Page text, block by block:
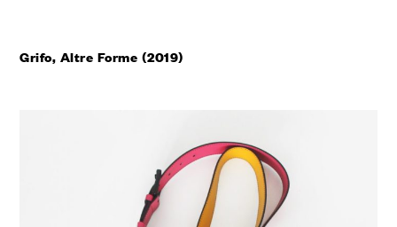
Grifo, Altre Forme (2019)